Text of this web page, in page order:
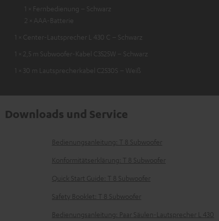
1 × Fernbedienung – Schwarz
2 × AAA-Batterie
1 × Center-Lautsprecher L 430 C – Schwarz
1 × 2,5 m Subwoofer-Kabel C3525W – Schwarz
1 × 30 m Lautsprecherkabel C2530S – Weiß
Downloads und Service
D
o
m
e
Bedienungsanleitung: T 8 Subwoofer
Konformitätserklärung: T 8 Subwoofer
Quick Start Guide: T 8 Subwoofer
Safety Booklet: T 8 Subwoofer
Bedienungsanleitung: Paar Säulen-Lautsprecher L 430